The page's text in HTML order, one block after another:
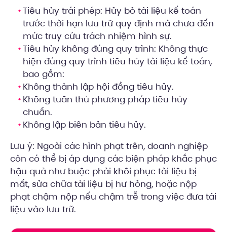
Tiêu hủy trái phép: Hủy bỏ tài liệu kế toán
trước thời hạn lưu trữ quy định mà chưa đến
mức truy cứu trách nhiệm hình sự.
Tiêu hủy không đúng quy trình: Không thực
hiện đúng quy trình tiêu hủy tài liệu kế toán,
bao gồm:
Không thành lập hội đồng tiêu hủy.
Không tuân thủ phương pháp tiêu hủy
chuẩn.
Không lập biên bản tiêu hủy.
Lưu ý: Ngoài các hình phạt trên, doanh nghiệp
còn có thể bị áp dụng các biện pháp khắc phục
hậu quả như buộc phải khôi phục tài liệu bị
mất, sửa chữa tài liệu bị hư hỏng, hoặc nộp
phạt chậm nộp nếu chậm trễ trong việc đưa tài
liệu vào lưu trữ.